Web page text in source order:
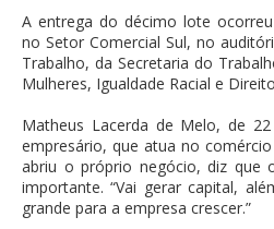
A entrega do décimo lote
no Setor Comercial Sul, no
Trabalho, da Secretaria do
Mulheres, Igualdade Racial e
Matheus Lacerda de Melo, de
empresário, que atua no
abriu o próprio negócio, diz que
importante. “Vai gerar capital,
grande para a empresa crescer.”